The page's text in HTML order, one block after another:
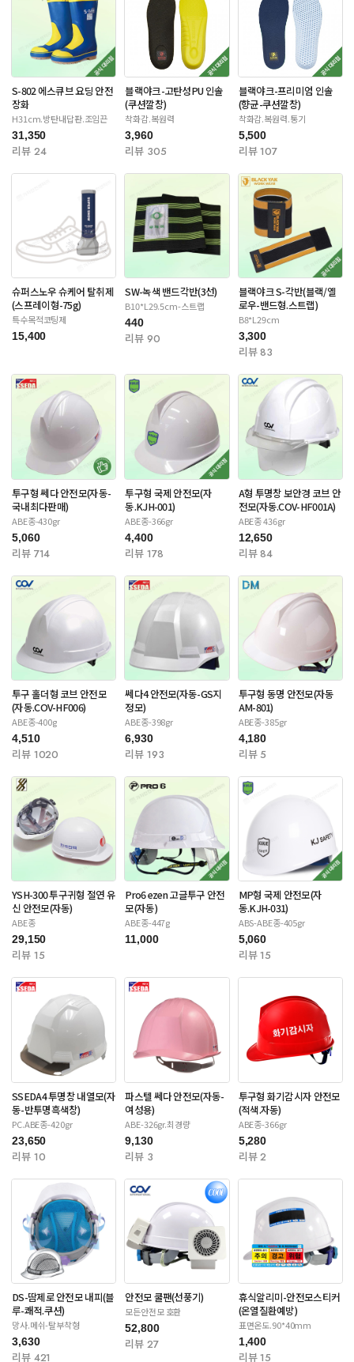
S-802 에스큐브 요딩 안전
장화
H31cm.방탄내답판.조임끈
31,350
리뷰 24
블랙야크-고탄성PU 인솔
(쿠션깔창)
착화감.복원력
3,960
리뷰 305
블랙야크-프리미엄 인솔
(향균-쿠션깔창)
착화감.복원력.통기
5,500
리뷰 107
슈퍼스노우 슈케어 탈취제
(스프레이형-75g)
특수목적코팅제
15,400
SW-녹색 밴드각반(3선)
B10*L29.5cm-스트랩
440
리뷰 90
블랙야크 S-각반(블랙/옐
로우-밴드형.스트랩)
B8*L29cm
3,300
리뷰 83
투구형 쎄다 안전모(자동-
국내최다판매)
ABE종-430gr
5,060
리뷰 714
투구형 국제 안전모(자
동.KJH-001)
ABE종-366gr
4,400
리뷰 178
A형 투명창 보안경 코브 안
전모(자동.COV-HF001A)
ABE종 436gr
12,650
리뷰 84
투구 홀더형 코브 안전모
(자동.COV-HF006)
ABE종-400g
4,510
리뷰 1020
쎄다4 안전모(자동-GS지
정모)
ABE종-398gr
6,930
리뷰 193
투구형 동명 안전모(자동
AM-801)
ABE종-385gr
4,180
리뷰 5
YSH-300 투구귀형 절연 유
신 안전모(자동)
ABE종
29,150
리뷰 15
Pro6 ezen 고글투구 안전
모(자동)
ABE종-447g
11,000
MP형 국제 안전모(자
동.KJH-031)
ABS-ABE종-405gr
5,060
리뷰 15
SSEDA4 투명창 내열모(자
동-반투명흑색창)
PC.ABE종-420gr
23,650
리뷰 10
파스텔 쎄다 안전모(자동-
여성용)
ABE-326gr.최경량
9,130
리뷰 3
투구형 화기감시자 안전모
(적색.자동)
ABE종-366gr
5,280
리뷰 2
DS-땀제로 안전모 내피(블
루-쾌적.쿠션)
망사.메쉬-탈부착형
3,630
리뷰 421
안전모 쿨팬(선풍기)
모든안전모 호환
52,800
리뷰 27
휴식알리미-안전모스티커
(온열질환예방)
표면온도.90*40mm
1,400
리뷰 15